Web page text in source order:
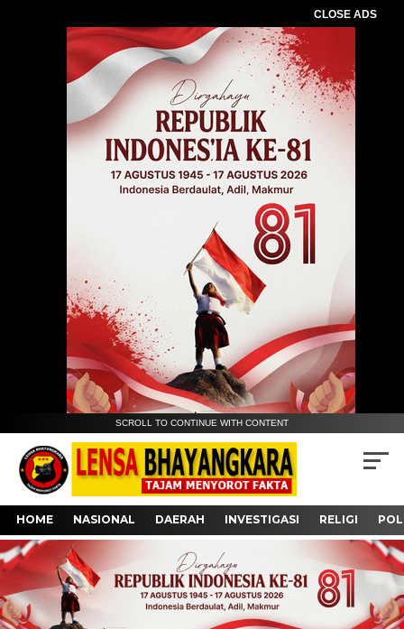
CLOSE ADS
SCROLL TO CONTINUE WITH CONTENT
HOME NASIONAL DAERAH INVESTIGASI RELIGI